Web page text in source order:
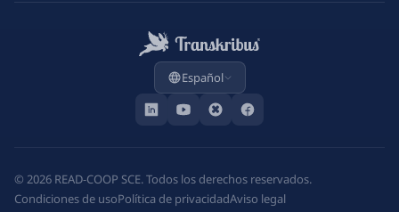
Español
© 2026 READ-COOP SCE. Todos los derechos reservados.
Condiciones de usoPolítica de privacidadAviso legal